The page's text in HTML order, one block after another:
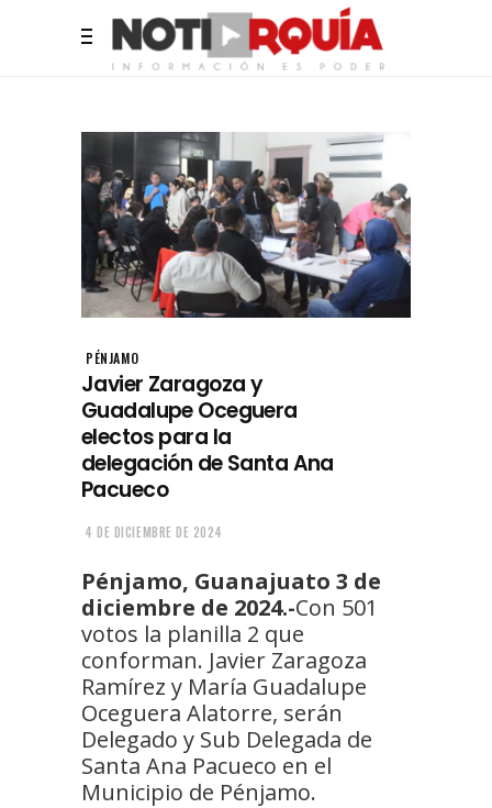
PÉNJAMO
Javier Zaragoza y
Guadalupe Oceguera
electos para la
delegación de Santa Ana
Pacueco
4 DE DICIEMBRE DE 2024
Pénjamo, Guanajuato 3 de
diciembre de 2024.-Con 501
votos la planilla 2 que
conforman. Javier Zaragoza
Ramírez y María Guadalupe
Oceguera Alatorre, serán
Delegado y Sub Delegada de
Santa Ana Pacueco en el
Municipio de Pénjamo.